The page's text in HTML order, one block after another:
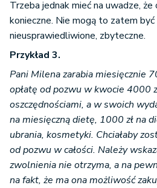
Trzeba jednak mieć na uwadze,
konieczne. Nie mogą to zatem
nieusprawiedliwione, zbyteczne.
Przykład 3.
Pani Milena zarabia miesięcznie
opłatę od pozwu w kwocie 4000
oszczędnościami, a w swoich
na miesięczną dietę, 1000 zł na
ubrania, kosmetyki. Chciałaby
od pozwu w całości. Należy
zwolnienia nie otrzyma, a na
na fakt, że ma ona możliwość